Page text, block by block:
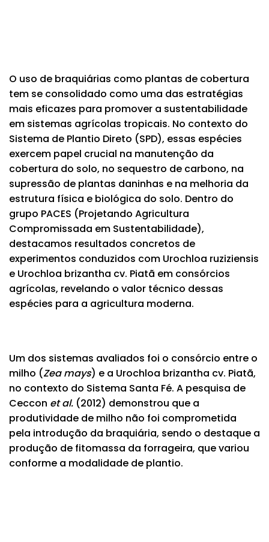
O uso de braquiárias como plantas de cobertura
tem se consolidado como uma das estratégias
mais eficazes para promover a sustentabilidade
em sistemas agrícolas tropicais. No contexto do
Sistema de Plantio Direto (SPD), essas espécies
exercem papel crucial na manutenção da
cobertura do solo, no sequestro de carbono, na
supressão de plantas daninhas e na melhoria da
estrutura física e biológica do solo. Dentro do
grupo PACES (Projetando Agricultura
Compromissada em Sustentabilidade),
destacamos resultados concretos de
experimentos conduzidos com Urochloa ruziziensis
e Urochloa brizantha cv. Piatã em consórcios
agrícolas, revelando o valor técnico dessas
espécies para a agricultura moderna.
Um dos sistemas avaliados foi o consórcio entre o
milho (Zea mays) e a Urochloa brizantha cv. Piatã,
no contexto do Sistema Santa Fé. A pesquisa de
Ceccon et al. (2012) demonstrou que a
produtividade de milho não foi comprometida
pela introdução da braquiária, sendo o destaque a
produção de fitomassa da forrageira, que variou
conforme a modalidade de plantio.